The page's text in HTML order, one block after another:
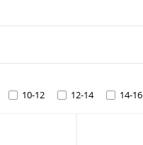
10-12 12-14 14-16